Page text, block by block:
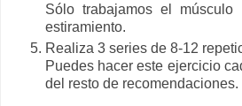
Sólo trabajamos el
estiramiento.
Realiza 3 series de 8-12
Puedes hacer este ejercicio
del resto de recomendaciones.